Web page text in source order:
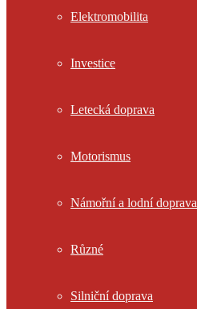
Elektromobilita
Investice
Letecká doprava
Motorismus
Námořní a lodní doprava
Různé
Silniční doprava